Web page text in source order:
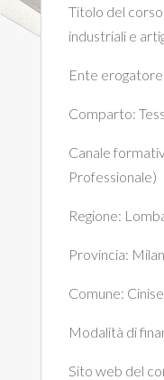
Titolo del
industriali e
Ente
Comparto:
Canale
Professionale)
Regione:
Provincia:
Comune:
Modalità di
Sito web del